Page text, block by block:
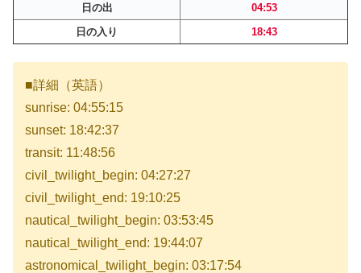
日の出
04:53
日の入り
18:43
■詳細（英語）
sunrise: 04:55:15
sunset: 18:42:37
transit: 11:48:56
civil_twilight_begin: 04:27:27
civil_twilight_end: 19:10:25
nautical_twilight_begin: 03:53:45
nautical_twilight_end: 19:44:07
astronomical_twilight_begin: 03:17:54